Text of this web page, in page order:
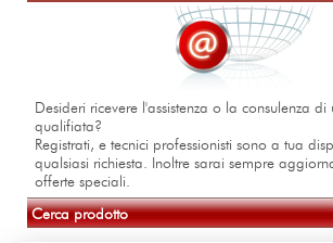
Desideri ricevere l'assistenza o la consulenza di
qualifiata?
Registrati, e tecnici professionisti sono a tua
qualsiasi richiesta. Inoltre sarai sempre
offerte speciali.
Cerca prodotto